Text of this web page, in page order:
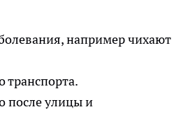
например чихают
транспорта.
после улицы и